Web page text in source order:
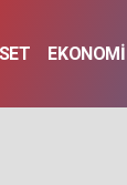
EKONOMİ